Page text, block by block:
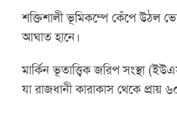
শক্তিশালী ভূমিকম্পে কেঁপে উঠল
আঘাত হানে।
মার্কিন ভূতাত্ত্বিক জরিপ সংস্থা
যা রাজধানী কারাকাস থেকে প্রায়